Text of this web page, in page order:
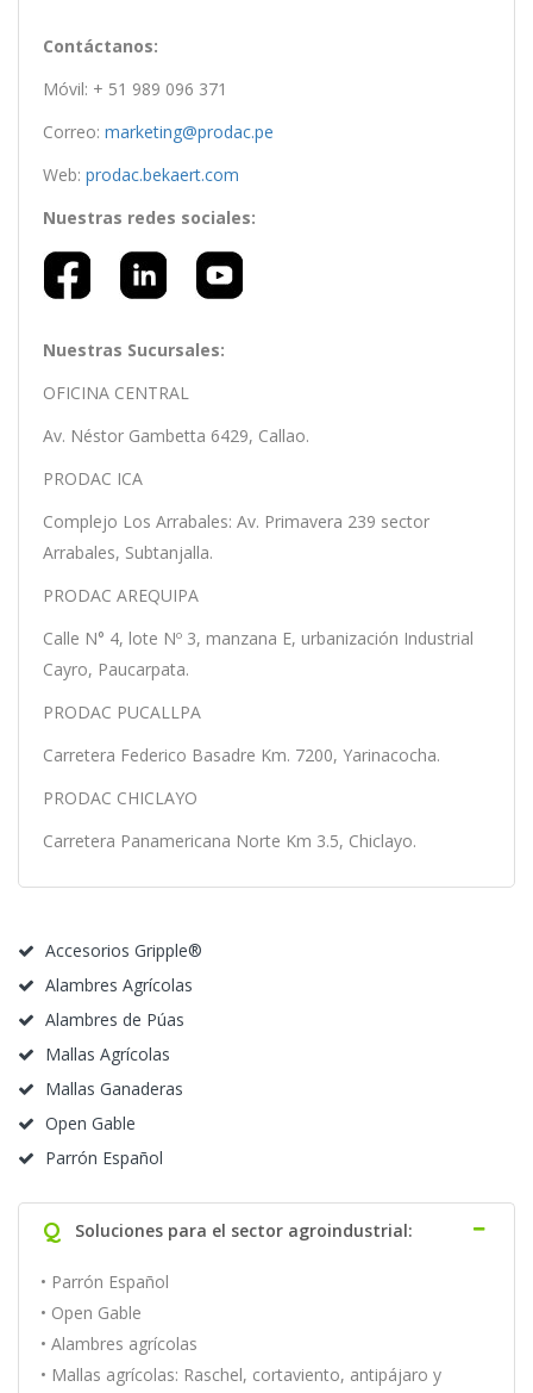
Contáctanos:
Móvil: + 51 989 096 371
Correo: marketing@prodac.pe
Web: prodac.bekaert.com
Nuestras redes sociales:
Nuestras Sucursales:
OFICINA CENTRAL
Av. Néstor Gambetta 6429, Callao.
PRODAC ICA
Complejo Los Arrabales: Av. Primavera 239 sector
Arrabales, Subtanjalla.
PRODAC AREQUIPA
Calle N° 4, lote Nº 3, manzana E, urbanización Industrial
Cayro, Paucarpata.
PRODAC PUCALLPA
Carretera Federico Basadre Km. 7200, Yarinacocha.
PRODAC CHICLAYO
Carretera Panamericana Norte Km 3.5, Chiclayo.
Accesorios Gripple®
Alambres Agrícolas
Alambres de Púas
Mallas Agrícolas
Mallas Ganaderas
Open Gable
Parrón Español
Q Soluciones para el sector agroindustrial:
• Parrón Español
• Open Gable
• Alambres agrícolas
• Mallas agrícolas: Raschel, cortaviento, antipájaro y